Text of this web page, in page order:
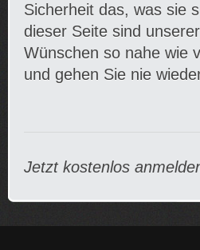
Sicherheit das, was sie
dieser Seite sind
Wünschen so nahe wie
und gehen Sie nie
Jetzt kostenlos